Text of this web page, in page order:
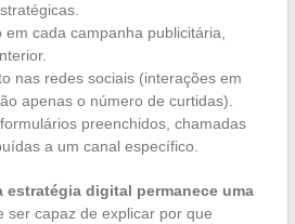
em cada campanha publicitária,
nas redes sociais (interações em
apenas o número de curtidas).
preenchidos, chamadas
a um canal específico.
estratégia digital permanece uma
ser capaz de explicar por que